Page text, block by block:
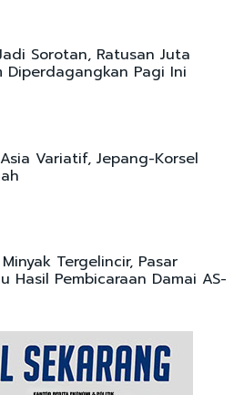
Sorotan, Ratusan Juta
Diperdagangkan Pagi Ini
Variatif, Jepang-Korsel
Tergelincir, Pasar
Hasil Pembicaraan Damai AS-